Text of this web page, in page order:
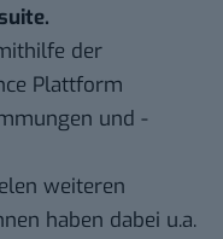
.
der
Plattform
und -
weiteren
haben dabei u.a.